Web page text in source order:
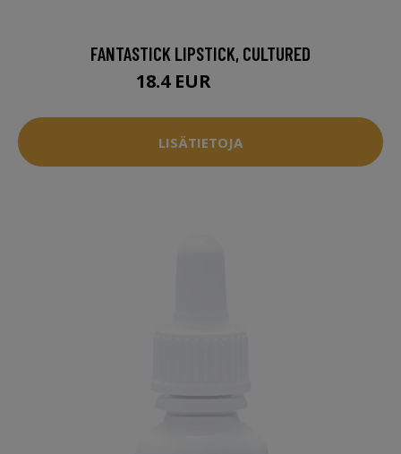
FANTASTICK LIPSTICK, CULTURED
18.4 EUR
LISÄTIETOJA